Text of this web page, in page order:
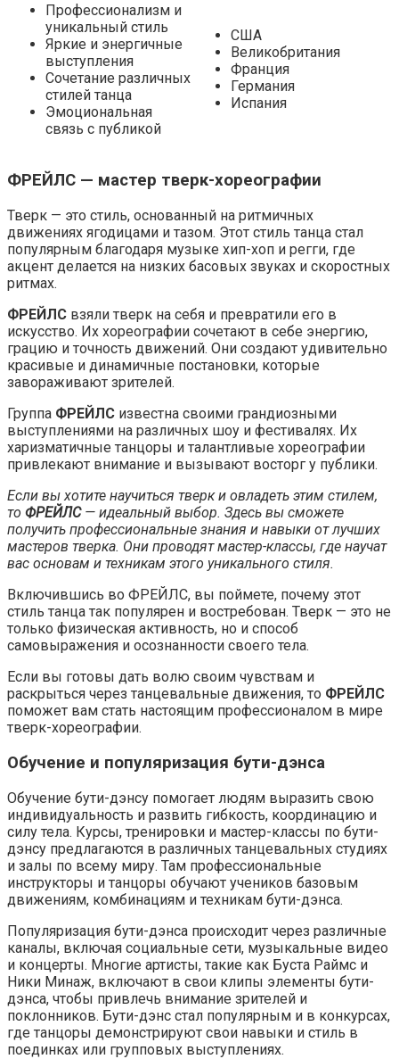
Профессионализм и
уникальный стиль
Яркие и энергичные
выступления
Сочетание различных
стилей танца
Эмоциональная
связь с публикой
США
Великобритания
Франция
Германия
Испания
ФРЕЙЛС — мастер тверк-хореографии
Тверк — это стиль, основанный на ритмичных
движениях ягодицами и тазом. Этот стиль танца стал
популярным благодаря музыке хип-хоп и регги, где
акцент делается на низких басовых звуках и скоростных
ритмах.
ФРЕЙЛС взяли тверк на себя и превратили его в
искусство. Их хореографии сочетают в себе энергию,
грацию и точность движений. Они создают удивительно
красивые и динамичные постановки, которые
завораживают зрителей.
Группа ФРЕЙЛС известна своими грандиозными
выступлениями на различных шоу и фестивалях. Их
харизматичные танцоры и талантливые хореографии
привлекают внимание и вызывают восторг у публики.
Если вы хотите научиться тверк и овладеть этим стилем,
то ФРЕЙЛС— идеальный выбор. Здесь вы сможете
получить профессиональные знания и навыки от лучших
мастеров тверка. Они проводят мастер-классы, где научат
вас основам и техникам этого уникального стиля.
Включившись во ФРЕЙЛС, вы поймете, почему этот
стиль танца так популярен и востребован. Тверк — это не
только физическая активность, но и способ
самовыражения и осознанности своего тела.
Если вы готовы дать волю своим чувствам и
раскрыться через танцевальные движения, то ФРЕЙЛС
поможет вам стать настоящим профессионалом в мире
тверк-хореографии.
Обучение и популяризация бути-дэнса
Обучение бути-дэнсу помогает людям выразить свою
индивидуальность и развить гибкость, координацию и
силу тела. Курсы, тренировки и мастер-классы по бути-
дэнсу предлагаются в различных танцевальных студиях
и залы по всему миру. Там профессиональные
инструкторы и танцоры обучают учеников базовым
движениям, комбинациям и техникам бути-дэнса.
Популяризация бути-дэнса происходит через различные
каналы, включая социальные сети, музыкальные видео
и концерты. Многие артисты, такие как Буста Раймс и
Ники Минаж, включают в свои клипы элементы бути-
дэнса, чтобы привлечь внимание зрителей и
поклонников. Бути-дэнс стал популярным и в конкурсах,
где танцоры демонстрируют свои навыки и стиль в
поединках или групповых выступлениях.